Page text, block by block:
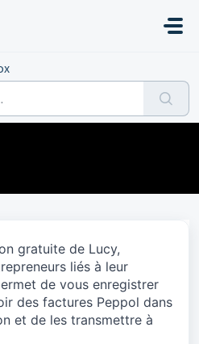
gratuite de Lucy,
liés à leur
de vous enregistrer
des factures Peppol dans
et de les transmettre à